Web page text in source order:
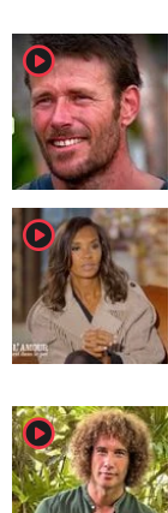
player2
player2
player2